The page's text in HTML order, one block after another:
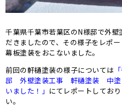
千葉県千葉市若葉区のN様邸で外
だきましたので、その様子をレポー
幕板塗装をおこないました。
前回の軒樋塗装の様子については
邸 外壁塗装工事 軒樋塗装 中塗
いました！」 にてレポートしてお
い。